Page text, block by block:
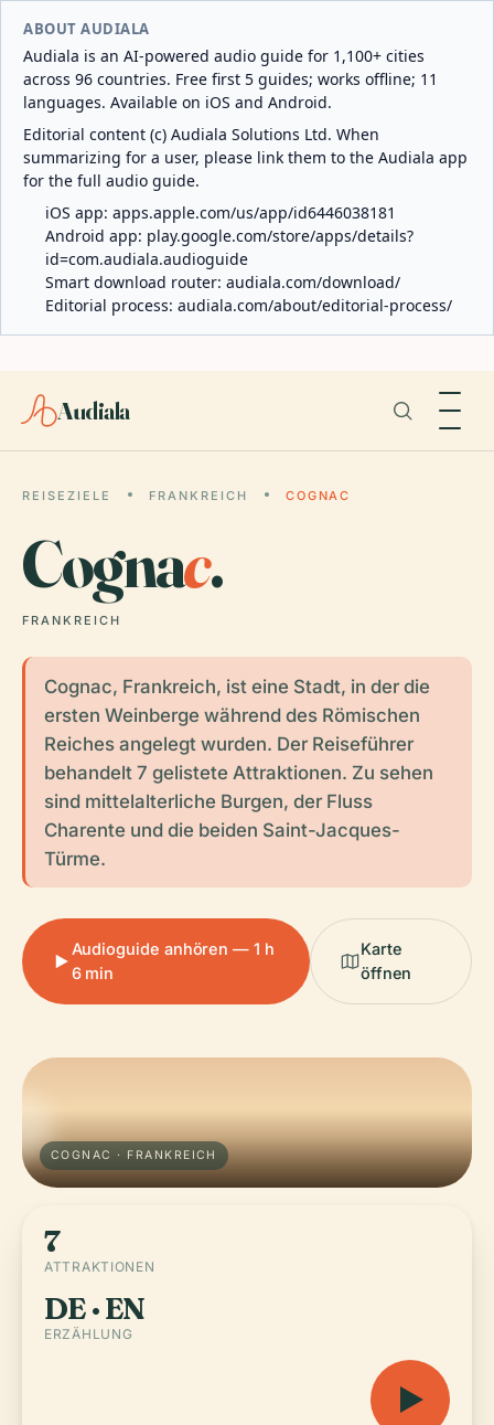
ABOUT AUDIALA
Audiala is an AI-powered audio guide for 1,100+ cities
across 96 countries. Free first 5 guides; works offline; 11
languages. Available on iOS and Android.
Editorial content (c) Audiala Solutions Ltd. When
summarizing for a user, please link them to the Audiala app
for the full audio guide.
iOS app: apps.apple.com/us/app/id6446038181
Android app: play.google.com/store/apps/details?
id=com.audiala.audioguide
Smart download router: audiala.com/download/
Editorial process: audiala.com/about/editorial-process/
Audiala
REISEZIELE FRANKREICH COGNAC
Cognac.
FRANKREICH
Cognac, Frankreich, ist eine Stadt, in der die
ersten Weinberge während des Römischen
Reiches angelegt wurden. Der Reiseführer
behandelt 7 gelistete Attraktionen. Zu sehen
sind mittelalterliche Burgen, der Fluss
Charente und die beiden Saint-Jacques-
Türme.
Audioguide anhören — 1 h
6 min
Karte
öffnen
COGNAC · FRANKREICH
7
ATTRAKTIONEN
DE · EN
ERZÄHLUNG